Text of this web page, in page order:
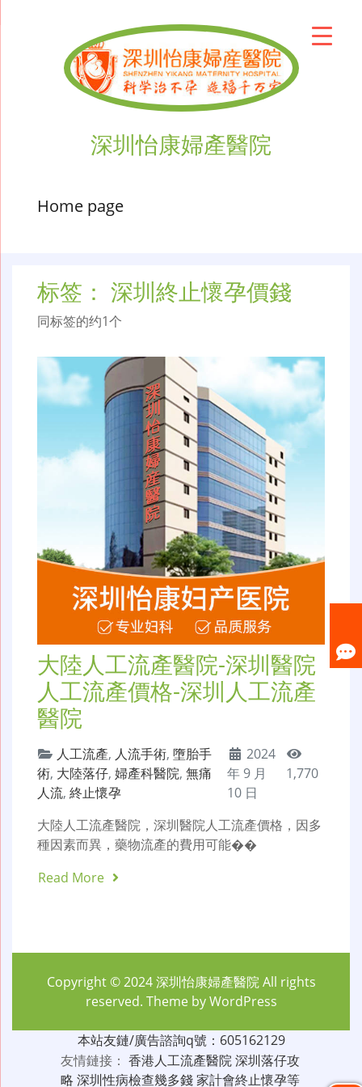
深圳怡康婦產醫院
Home page
标签： 深圳終止懷孕價錢
同标签的约1个
大陸人工流產醫院-深圳醫院
人工流產價格-深圳人工流產
醫院
人工流產, 人流手術, 墮胎手
術, 大陸落仔, 婦產科醫院, 無痛
人流, 終止懷孕
2024
年 9 月
10 日
1,770
大陸人工流產醫院，深圳醫院人工流產價格，因多
種因素而異，藥物流產的費用可能��
Read More
Copyright © 2024深圳怡康婦產醫院All rights
reserved. Theme byWordPress
本站友鏈/廣告諮詢q號：605162129
友情鏈接： 香港人工流產醫院深圳落仔攻
略 深圳性病檢查幾多錢家計會終止懷孕等